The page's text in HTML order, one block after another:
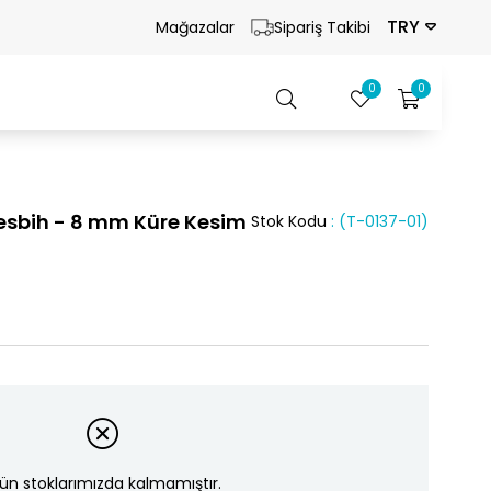
Mağazalar Sipariş Takibi TRY
0
0
- 8 mm Küre Kesim (T-0137-01)
Stok Kodu
stoklarımızda kalmamıştır.